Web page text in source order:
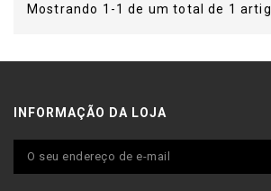
Mostrando 1-1 de um total de 1
INFORMAÇÃO DA LOJA